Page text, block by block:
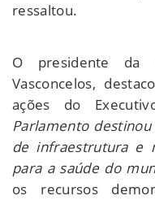
ressaltou.
O presidente da
Vasconcelos,
ações do
Parlamento
de infraestrutura e
para a saúde do
os recursos